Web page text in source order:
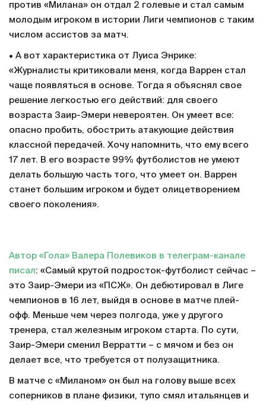
против «Милана» он отдал 2 голевые и стал самым
молодым игроком в истории Лиги чемпионов с таким
числом ассистов за матч.
• А вот характеристика от Луиса Энрике:
«Журналисты критиковали меня, когда Варрен стал
чаще появляться в основе. Тогда я объяснял свое
решение легкостью его действий: для своего
возраста Заир-Эмери невероятен. Он умеет все:
опасно пробить, обострить атакующие действия
классной передачей. Хочу напомнить, что ему всего
17 лет. В его возрасте 99% футболистов не умеют
делать большую часть того, что умеет он. Варрен
станет большим игроком и будет олицетворением
своего поколения».
Автор «Гола» Валера Полевиков в телеграм-канале
писал: «Самый крутой подросток-футболист сейчас –
это Заир-Эмери из «ПСЖ». Он дебютировал в Лиге
чемпионов в 16 лет, выйдя в основе в матче плей-
офф. Меньше чем через полгода, уже у другого
тренера, стал железным игроком старта. По сути,
Заир-Эмери сменил Верратти – с мячом и без он
делает все, что требуется от полузащитника.
В матче с «Миланом» он был на голову выше всех
соперников в плане физики, тупо смял итальянцев и